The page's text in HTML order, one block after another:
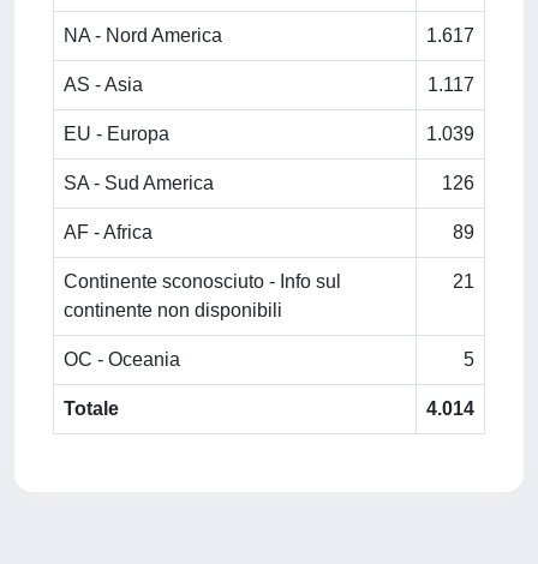
NA - Nord America 1.617
AS - Asia 1.117
EU - Europa 1.039
SA - Sud America 126
AF - Africa 89
Continente sconosciuto - Info sul
continente non disponibili
21
OC - Oceania 5
Totale 4.014